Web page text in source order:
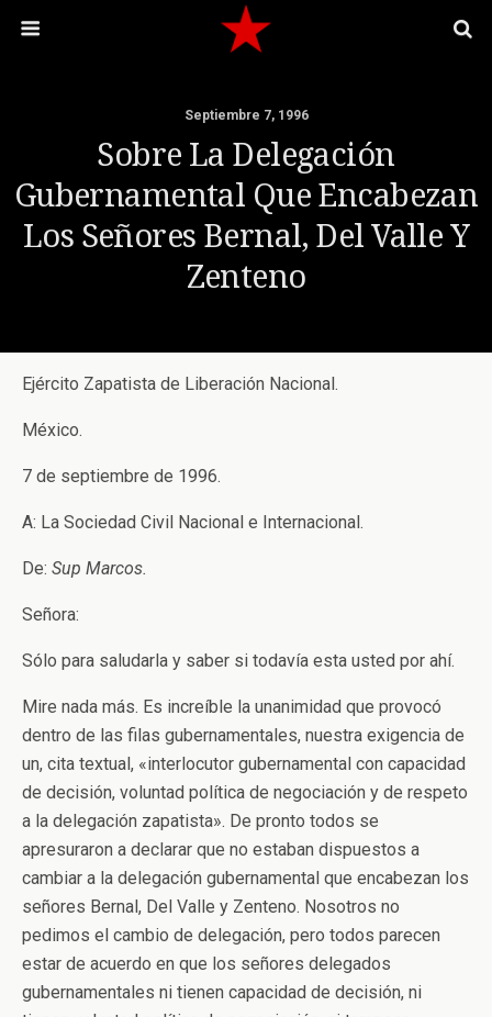
Septiembre 7, 1996
Sobre La Delegación
Gubernamental Que Encabezan
Los Señores Bernal, Del Valle Y
Zenteno
Ejército Zapatista de Liberación Nacional.
México.
7 de septiembre de 1996.
A: La Sociedad Civil Nacional e Internacional.
De: Sup Marcos.
Señora:
Sólo para saludarla y saber si todavía esta usted por ahí.
Mire nada más. Es increíble la unanimidad que provocó
dentro de las filas gubernamentales, nuestra exigencia de
un, cita textual, «interlocutor gubernamental con capacidad
de decisión, voluntad política de negociación y de respeto
a la delegación zapatista». De pronto todos se
apresuraron a declarar que no estaban dispuestos a
cambiar a la delegación gubernamental que encabezan los
señores Bernal, Del Valle y Zenteno. Nosotros no
pedimos el cambio de delegación, pero todos parecen
estar de acuerdo en que los señores delegados
gubernamentales ni tienen capacidad de decisión, ni